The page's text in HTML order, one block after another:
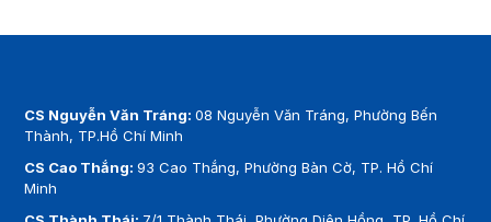
CS Nguyễn Văn Tráng:08 Nguyễn Văn Tráng, Phường Bến
Thành, TP.Hồ Chí Minh
CS Cao Thắng:93 Cao Thắng, Phường Bàn Cờ, TP. Hồ Chí
Minh